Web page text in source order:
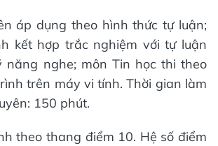
áp dụng theo hình thức tự luận;
kết hợp trắc nghiệm với tự luận
năng nghe; môn Tin học thi theo
trên máy vi tính. Thời gian làm
150 phút.
theo thang điểm 10. Hệ số điểm